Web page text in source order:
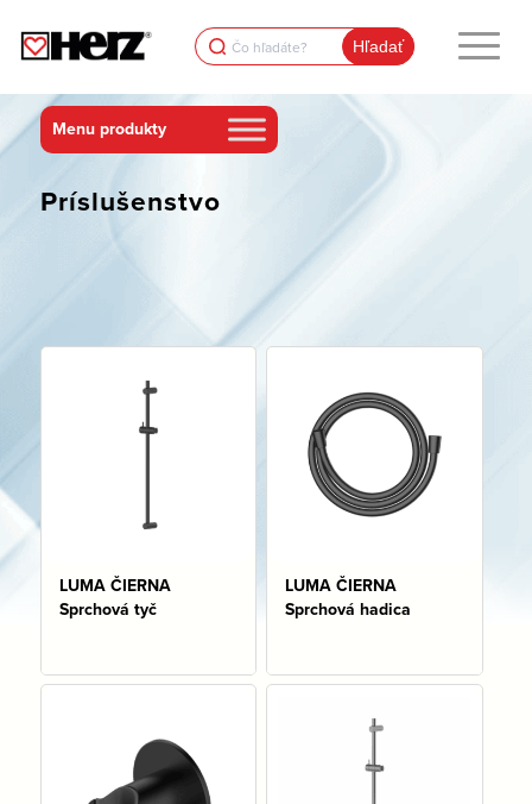
Search
for:
Príslušenstvo
LUMA ČIERNA
Sprchová tyč
LUMA ČIERNA
Sprchová hadica